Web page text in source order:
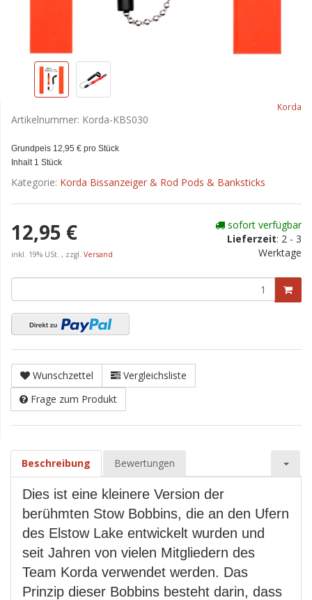
Korda
Artikelnummer: Korda-KBS030
Grundpeis 12,95 € pro Stück
Inhalt 1 Stück
Kategorie: Korda Bissanzeiger & Rod Pods & Banksticks
12,95 €
inkl. 19% USt. , zzgl. Versand
sofort verfügbar
Lieferzeit: 2 - 3
Werktage
Wunschzettel
Vergleichsliste
Frage zum Produkt
Beschreibung Bewertungen
Dies ist eine kleinere Version der
berühmten Stow Bobbins, die an den Ufern
des Elstow Lake entwickelt wurden und
seit Jahren von vielen Mitgliedern des
Team Korda verwendet werden. Das
Prinzip dieser Bobbins besteht darin, dass